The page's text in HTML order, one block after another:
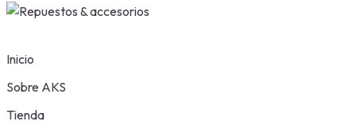
Inicio
Sobre AKS
Tienda